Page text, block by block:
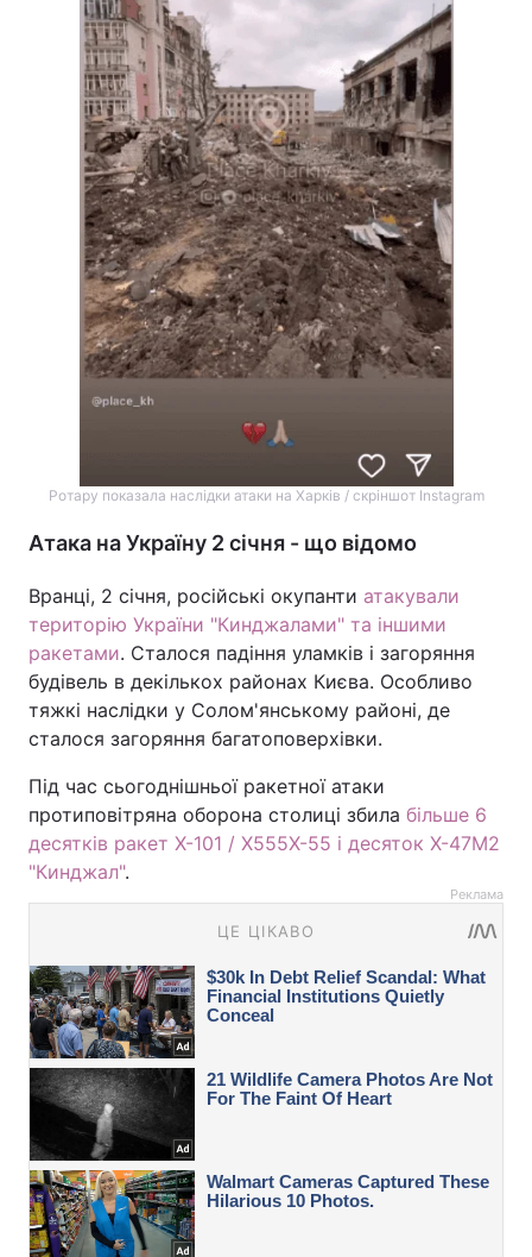
Ротару показала наслідки атаки на Харків / скріншот Instagram
Атака на Україну 2 січня - що відомо
Вранці, 2 січня, російські окупанти атакували
територію України "Кинджалами" та іншими
ракетами. Сталося падіння уламків і загоряння
будівель в декількох районах Києва. Особливо
тяжкі наслідки у Солом'янському районі, де
сталося загоряння багатоповерхівки.
Під час сьогоднішньої ракетної атаки
протиповітряна оборона столиці збила більше 6
десятків ракет Х-101 / Х555Х-55 і десяток Х-47М2
"Кинджал".
Реклама